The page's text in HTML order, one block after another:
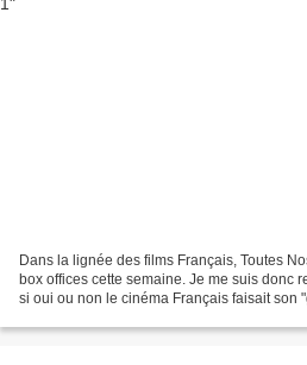
Dans la lignée des films Français, Toutes
box offices cette semaine. Je me suis donc
si oui ou non le cinéma Français faisait son